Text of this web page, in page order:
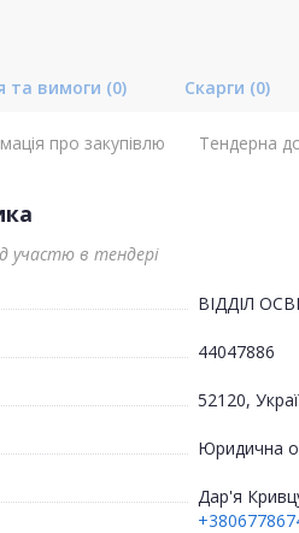
та вимоги (0) Скарги (0)
про закупівлю Тендерна
участю в тендері
ВІДДІЛ
44047886
52120,
Юридична
Дар'я